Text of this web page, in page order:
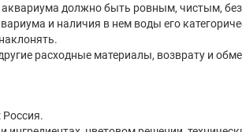
Место установки аквариума должно быть ровным,
запрещается
Лампы, а так же другие расходные материалы,
Россия.